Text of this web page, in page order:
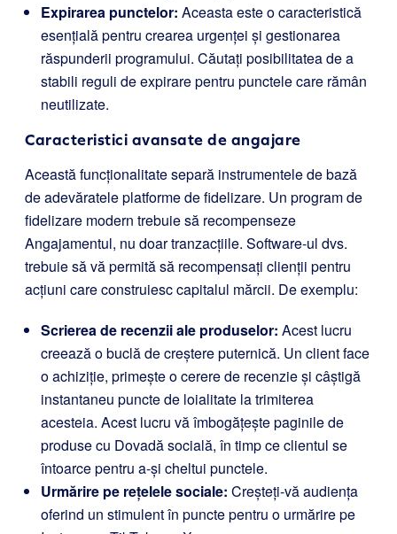
Expirarea punctelor: Aceasta este o caracteristică
esențială pentru crearea urgenței și gestionarea
răspunderii programului. Căutați posibilitatea de a
stabili reguli de expirare pentru punctele care rămân
neutilizate.
Caracteristici avansate de angajare
Această funcționalitate separă instrumentele de bază
de adevăratele platforme de fidelizare. Un program de
fidelizare modern trebuie să recompenseze
Angajamentul, nu doar tranzacțiile. Software-ul dvs.
trebuie să vă permită să recompensați clienții pentru
acțiuni care construiesc capitalul mărcii. De exemplu:
Scrierea de recenzii ale produselor: Acest lucru
creează o buclă de creștere puternică. Un client face
o achiziție, primește o cerere de recenzie și câștigă
instantaneu puncte de loialitate la trimiterea
acesteia. Acest lucru vă îmbogățește paginile de
produse cu Dovadă socială, în timp ce clientul se
întoarce pentru a-și cheltui punctele.
Urmărire pe rețelele sociale: Creșteți-vă audiența
oferind un stimulent în puncte pentru o urmărire pe